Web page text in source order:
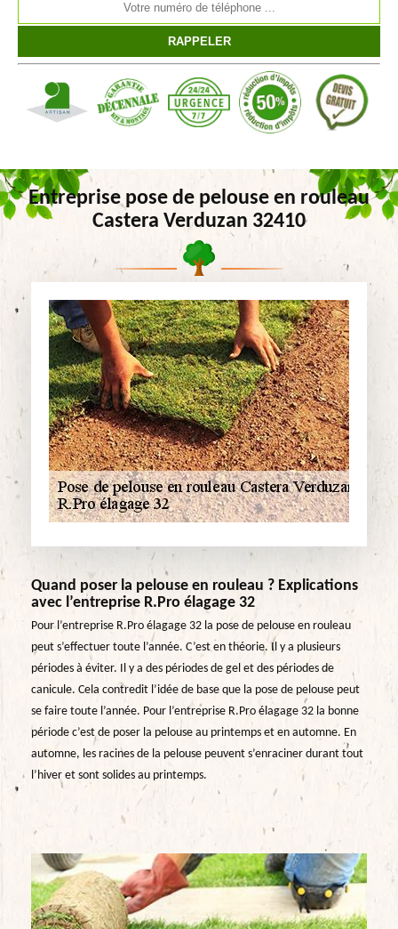
Entreprise pose de pelouse en rouleau
Castera Verduzan 32410
Quand poser la pelouse en rouleau ? Explications
avec l’entreprise R.Pro élagage 32
Pour l’entreprise R.Pro élagage 32 la pose de pelouse en rouleau
peut s’effectuer toute l’année. C’est en théorie. Il y a plusieurs
périodes à éviter. Il y a des périodes de gel et des périodes de
canicule. Cela contredit l’idée de base que la pose de pelouse peut
se faire toute l’année. Pour l’entreprise R.Pro élagage 32 la bonne
période c’est de poser la pelouse au printemps et en automne. En
automne, les racines de la pelouse peuvent s’enraciner durant tout
l’hiver et sont solides au printemps.